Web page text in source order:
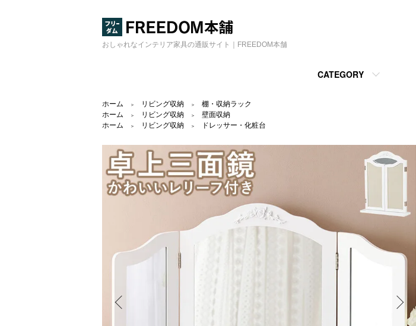
おしゃれなインテリア家具の通販サイト｜FREEDOM本舗
CATEGORY
ホーム ＞ リビング収納 ＞
棚・収納ラック
ホーム
＞ リビング収納 ＞
壁面収納
ホーム
＞ リビング収納 ＞ ドレッサー・化粧台